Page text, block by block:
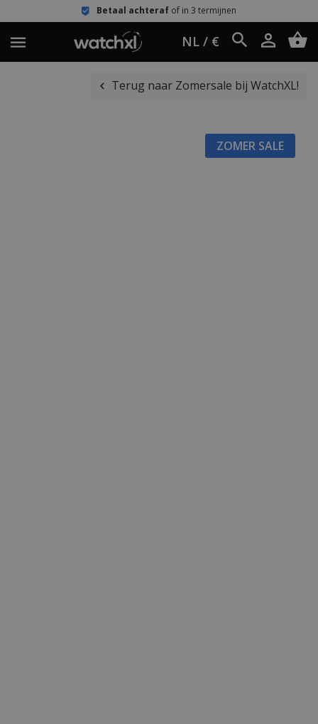
Betaal achteraf of in 3 termijnen
NL / €
Terug naar Zomersale bij WatchXL!
ZOMER SALE